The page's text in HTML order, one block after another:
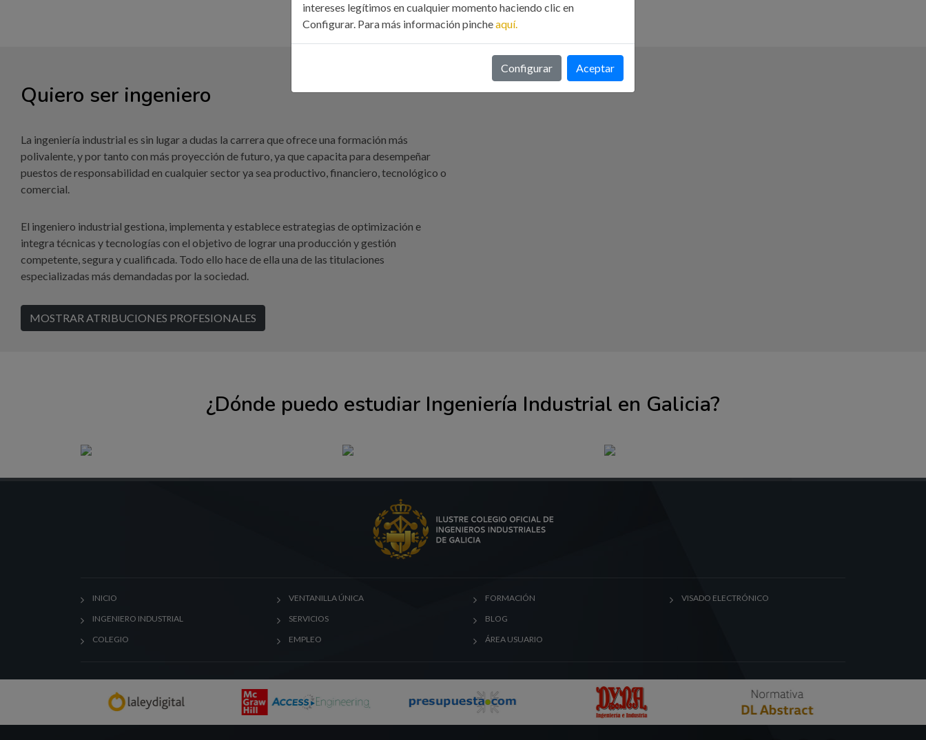
Quiero ser ingeniero
La ingeniería industrial es sin lugar a dudas la carrera que ofrece una formación más
polivalente, y por tanto con más proyección de futuro, ya que capacita para desempeñar
puestos de responsabilidad en cualquier sector ya sea productivo, financiero, tecnológico o
comercial.
El ingeniero industrial gestiona, implementa y establece estrategias de optimización e
integra técnicas y tecnologías con el objetivo de lograr una producción y gestión
competente, segura y cualificada. Todo ello hace de ella una de las titulaciones
especializadas más demandadas por la sociedad.
MOSTRAR ATRIBUCIONES PROFESIONALES
¿Dónde puedo estudiar Ingeniería Industrial en Galicia?
INICIO
INGENIERO INDUSTRIAL
COLEGIO
VENTANILLA ÚNICA
SERVICIOS
EMPLEO
FORMACIÓN
BLOG
ÁREA USUARIO
VISADO ELECTRÓNICO
intereses legítimos en cualquier momento haciendo clic en
Configurar. Para más información pincheaquí.
Configurar Aceptar